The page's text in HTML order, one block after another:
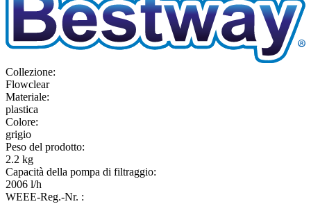
Collezione:
Flowclear
Materiale:
plastica
Colore:
grigio
Peso del prodotto:
2.2 kg
Capacità della pompa di filtraggio:
2006 l/h
WEEE-Reg.-Nr. :